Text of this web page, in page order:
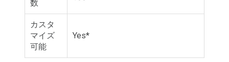
数
カスタ
マイズ
可能
Yes*